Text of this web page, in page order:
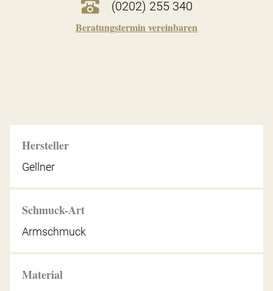
(0202) 255 340
Beratungstermin vereinbaren
Hersteller
Gellner
Schmuck-Art
Armschmuck
Material